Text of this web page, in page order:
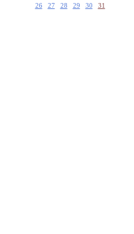
26
27 28 29 30 31